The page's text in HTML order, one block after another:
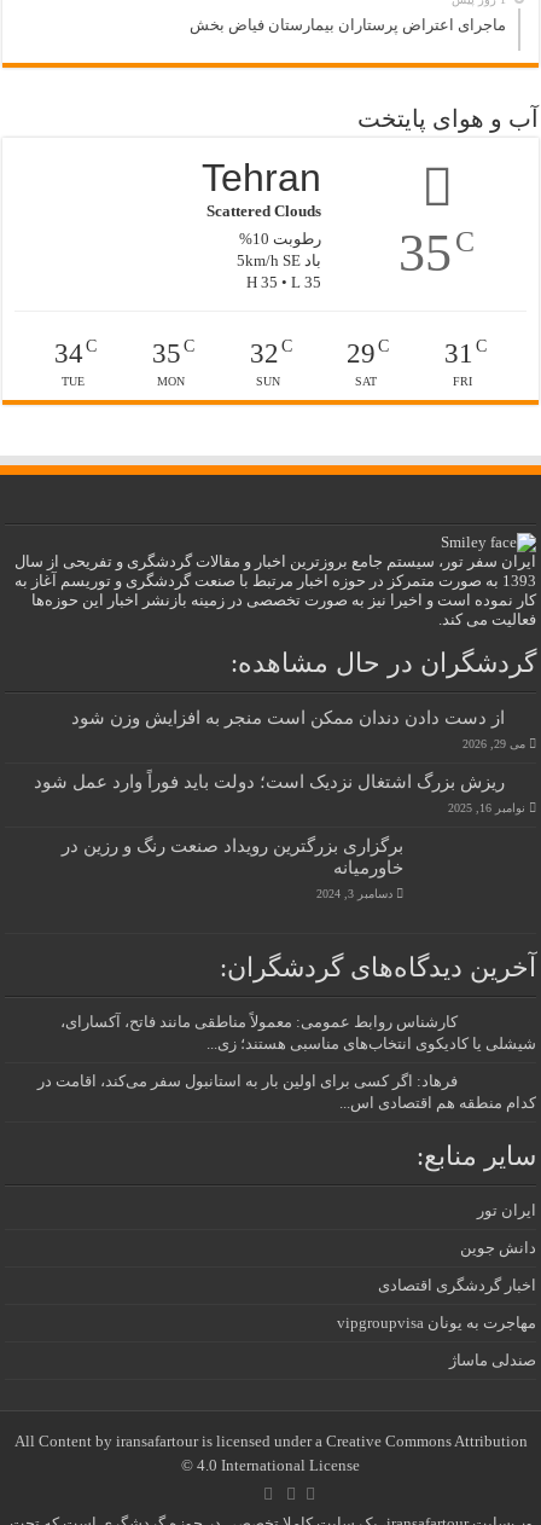
ماجرای اعتراض پرستاران بیمارستان فیاض بخش
آب و هوای پایتخت
35C
Tehran
Scattered Clouds
رطوبت 10%
باد 5km/h SE
H 35 • L 35
31 C
FRI
29 C
SAT
32C
SUN
35C
MON
34C
TUE
ایران سفر تور، سیستم جامع بروزترین اخبار و مقالات گردشگری و تفریحی از سال
1393 به صورت متمرکز در حوزه اخبار مرتبط با صنعت گردشگری و توریسم آغاز به
کار نموده است و اخیرا نیز به صورت تخصصی در زمینه بازنشر اخبار این حوزه‌ها
فعالیت می کند.
گردشگران در حال مشاهده:
از دست دادن دندان ممکن است منجر به افزایش وزن شود
می 29, 2026
ریزش بزرگ اشتغال نزدیک است؛ دولت باید فوراً وارد عمل شود
نوامبر 16, 2025
برگزاری بزرگترین رویداد صنعت رنگ و رزین در
خاورمیانه
دسامبر 3, 2024
آخرین دیدگاه‌های گردشگران:
کارشناس روابط عمومی: معمولاً مناطقی مانند فاتح، آکسارای،
شیشلی یا کادیکوی انتخاب‌های مناسبی هستند؛ زی...
فرهاد: اگر کسی برای اولین بار به استانبول سفر می‌کند، اقامت در
کدام منطقه هم اقتصادی اس...
سایر منابع:
ایران تور
دانش جوین
اخبار گردشگری اقتصادی
مهاجرت به یونان vipgroupvisa
صندلی ماساژ
All Content by iransafartour is licensed under a Creative Commons Attribution
4.0 International License ©️